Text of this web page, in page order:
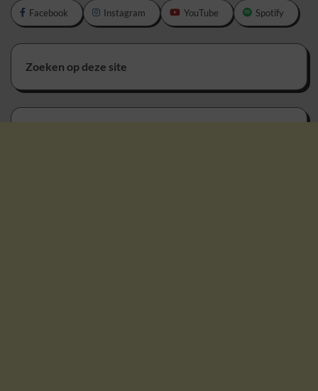
Facebook Instagram YouTube Spotify
Zoeken op deze site